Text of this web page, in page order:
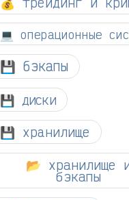
💻 операционные
💾 бэкапы
💾 диски
💾 хранилище
📂 хранилище
бэкапы